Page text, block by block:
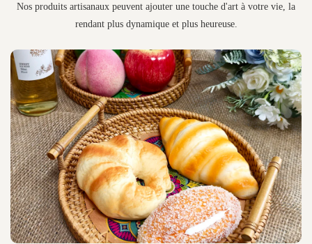
Nos produits artisanaux peuvent ajouter une touche d'art à votre vie, la
rendant plus dynamique et plus heureuse.